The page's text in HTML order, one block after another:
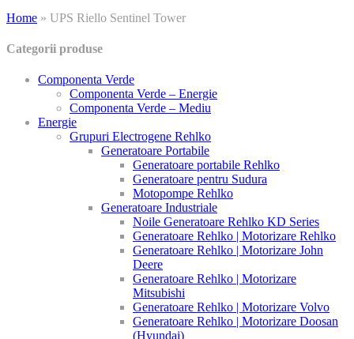
Home » UPS Riello Sentinel Tower
Categorii produse
Componenta Verde
Componenta Verde – Energie
Componenta Verde – Mediu
Energie
Grupuri Electrogene Rehlko
Generatoare Portabile
Generatoare portabile Rehlko
Generatoare pentru Sudura
Motopompe Rehlko
Generatoare Industriale
Noile Generatoare Rehlko KD Series
Generatoare Rehlko | Motorizare Rehlko
Generatoare Rehlko | Motorizare John
Deere
Generatoare Rehlko | Motorizare
Mitsubishi
Generatoare Rehlko | Motorizare Volvo
Generatoare Rehlko | Motorizare Doosan
(Hyundai)